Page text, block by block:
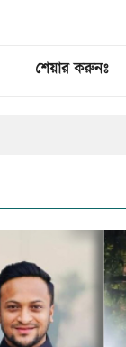
শেয়ার করুনঃ